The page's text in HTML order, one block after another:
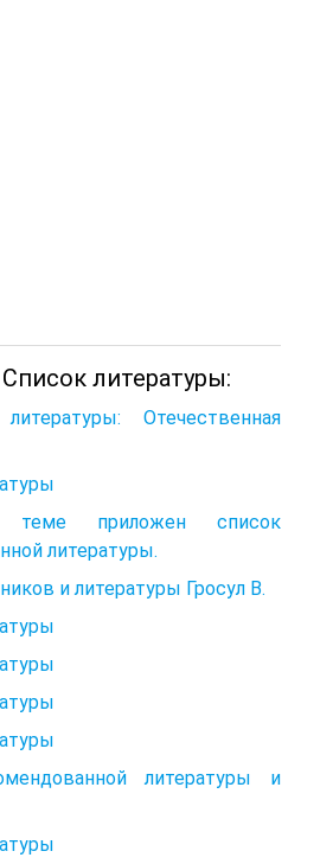
литературы:
Отечественная
приложен список
литературы.
и литературы Гросул В.
литературы и